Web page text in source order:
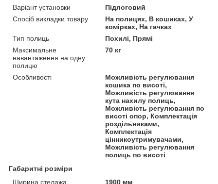
Варіант установки
Підлоговий
Спосіб викладки товару
На полицях, В кошиках, У
комірках, На гачках
Тип полиць
Похилі, Прямі
Максимальне
навантаження на одну
полицю
70 кг
Особливості
Можливість регулювання
кошика по висоті,
Можливість регулювання
кута нахилу полиць,
Можливість регулювання по
висоті опор, Комплектація
роздільниками,
Комплектація
цінникоутримувачами,
Можливість регулювання
полиць по висоті
Габаритні розміри
Ширина стелажа
1900 мм